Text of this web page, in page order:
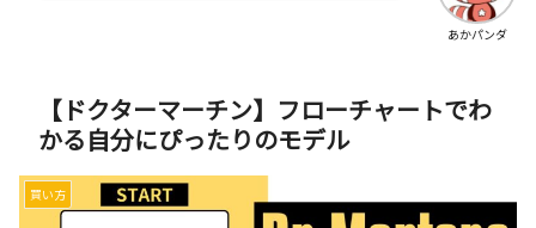
あかパンダ
【ドクターマーチン】フローチャートでわ
かる自分にぴったりのモデル
買い方